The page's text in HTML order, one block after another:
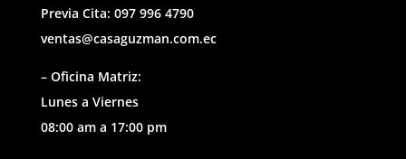
Previa Cita: 097 996 4790
ventas@casaguzman.com.ec
– Oficina Matriz:
Lunes a Viernes
08:00 am a 17:00 pm